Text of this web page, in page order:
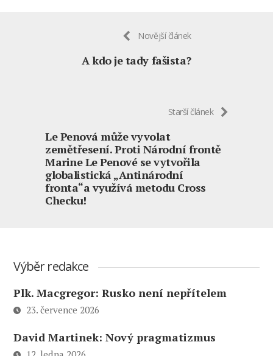
Novější článek
A kdo je tady fašista?
Starší článek
Le Penová může vyvolat
zemětřesení. Proti Národní frontě
Marine Le Penové se vytvořila
globalistická „Antinárodní
fronta“a využívá metodu Cross
Checku!
Výběr redakce
Plk. Macgregor: Rusko není nepřítelem
23. července 2026
David Martinek: Nový pragmatizmus